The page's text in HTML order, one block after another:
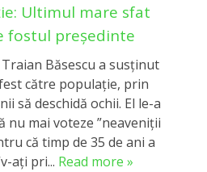
Ultimul mare sfat
fostul președinte
Băsescu a susținut
către populație, prin
să deschidă ochii. El le-a
nu mai voteze ”neaveniții
că timp de 35 de ani a
ați pri... Read more »